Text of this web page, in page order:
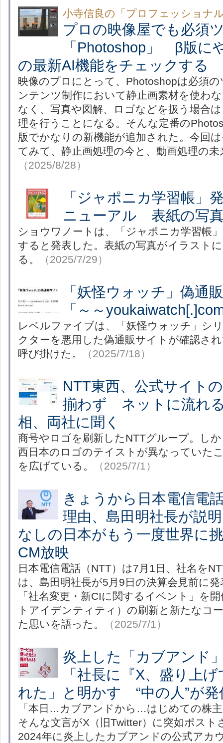
小寺信良の「プロフェッショナ
プロの映像屋でも必須
「Photoshop」 β版に
の最新AI機能をチェックする
映像のプロにとって、Photoshopは必須
ンテンツ制作において静止画素材を使わ
なく、写真や図解、ロゴなどを扱う場合
理を行うことになる。そんな定番の
版でかなりの新機能が追加された。今回
てみて、静止画処理の今と、動画処理の
（2025/8/28）
「ジャポニカ学習帳」
ニューアル 表紙の写
ショウワノートは、「ジャポニカ学習帳
すると発表した。表紙の写真がイラスト
る。
（2025/7/29）
「妖怪ウォッチ」偽
「～～
レベルファイブは、「妖怪ウォッチ」シ
クターを悪用した偽通販サイトが確認さ
呼び掛けた。
（2025/7/18）
NTT東西、公式サイト
揃わず ネットに流れる
相、両社に聞く
商号やロゴを刷新したNTTグループ。し
西日本のロゴのテイストが異なっていた
を広げている。
（2025/7/1）
きょうから日本電信電
理由、島田明社長が説
なしの日本がもう一度世界に
CM放映
日本電信電話（NTT）は7月1日、社名を
は、島田明社長が5月9日の決算会見前に
「社名変更・新CIに関するイベント」を
トアイデンティティ）の刷新と新たなコ
た思いを語った。
（2025/7/1）
炎上した「カブアン
「社長に『X、盛り上
れた」と明かす “中の人”が発
「本日…カブアンドから…はじめての株
そんな文言がX（旧Twitter）に突如ポスト
2024年に炎上したカブアンドの公式アカ